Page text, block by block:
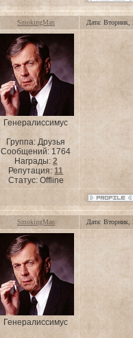
SmokingMan Дата:
Генералиссимус
Группа: Друзья
Сообщений:1764
Награды: 2
Репутация:11
Статус: Offline
SmokingMan Дата:
Генералиссимус